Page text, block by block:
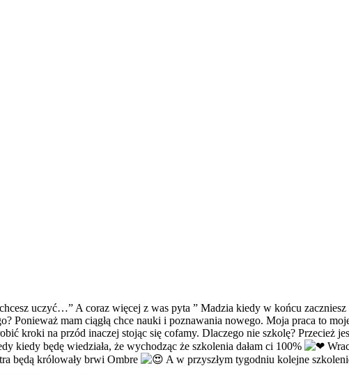
uczyć…” A coraz więcej z was pyta ” Madzia kiedy w końcu zaczniesz
Ponieważ mam ciągłą chce nauki i poznawania nowego. Moja praca to
kroki na przód inaczej stojąc się cofamy. Dlaczego nie szkolę? Przecież
kiedy będę wiedziała, że wychodząc że szkolenia dałam ci 100%
będą królowały brwi Ombre
A w przyszłym tygodniu kolejne